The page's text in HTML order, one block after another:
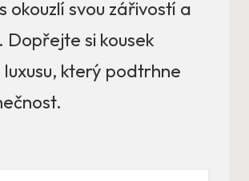
okouzlí svou zářivostí a
Dopřejte si kousek
který podtrhne